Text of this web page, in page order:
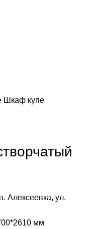
Шкаф купе
Алексеевка, ул.
мм